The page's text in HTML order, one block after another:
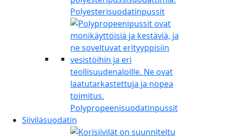
Polyesterisuodatinpussit
Polypropeenisuodatinpussit
Siiviläsuodatin